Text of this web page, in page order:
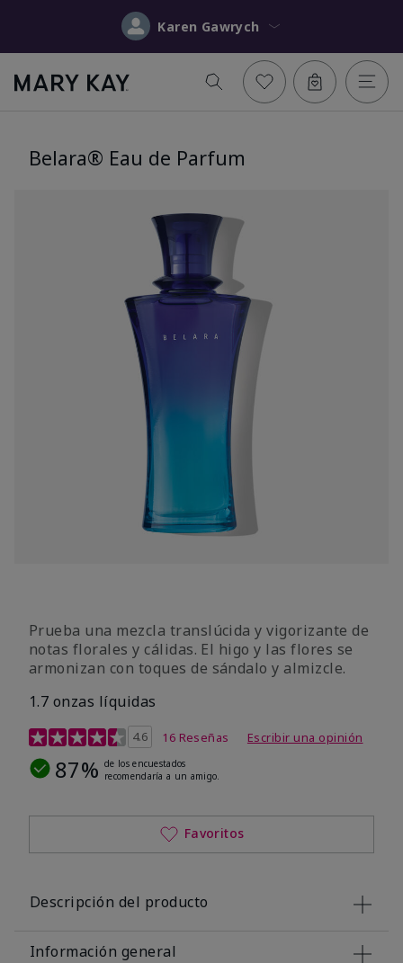
Karen Gawrych
Belara® Eau de Parfum
Prueba una mezcla translúcida y vigorizante de
notas florales y cálidas. El higo y las flores se
armonizan con toques de sándalo y almizcle.
1.7 onzas líquidas
Calificación de clientes de 4,5 de 5
4.6 16 Reseñas Escribir una opinión
87% de los encuestados
recomendaría a un amigo.
Favoritos
Descripción del producto
Información general